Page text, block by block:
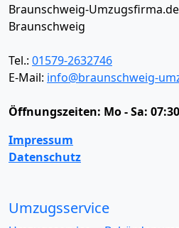
Braunschweig-Umzugsfirma.de
Braunschweig
Tel.: 01579-2632746
E-Mail: info@braunschweig-
Öffnungszeiten: Mo - Sa:
Impressum
Datenschutz
Umzugsservice